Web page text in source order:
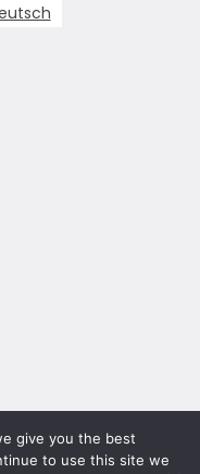
give you the best
to use this site we